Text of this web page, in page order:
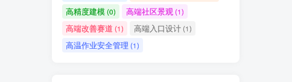
高精度建模(0) 高端社区景观 (1)
高端改善赛道 (1) 高端入口设计 (1)
高温作业安全管理 (1)